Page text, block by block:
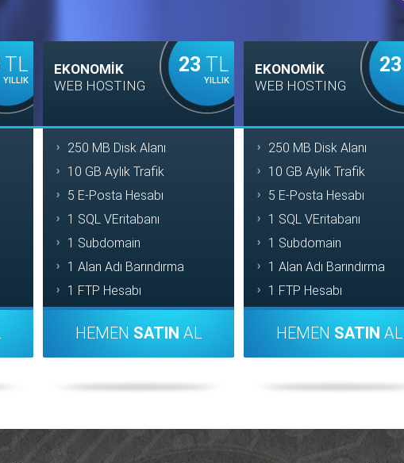
TL
YILLIK
EKONOMİK
WEB HOSTING
23 TL
YILLIK
250 MB Disk Alanı
10 GB Aylık Trafik
5 E-Posta Hesabı
1 SQL VEritabanı
1 Subdomain
1 Alan Adı Barındırma
1 FTP Hesabı
HEMEN SATIN AL
EKONOMİK
WEB HOSTING
23
250 MB Disk Alanı
10 GB Aylık Trafik
5 E-Posta Hesabı
1 SQL VEritabanı
1 Subdomain
1 Alan Adı Barındırma
1 FTP Hesabı
HEMEN SATIN AL